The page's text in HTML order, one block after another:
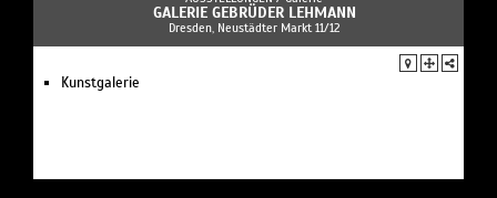
GALERIE GEBRÜDER LEHMANN
Dresden, Neustädter Markt 11/12
Kunstgalerie